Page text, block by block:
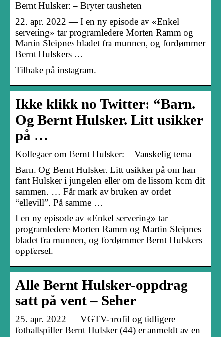
Bernt Hulsker: – Bryter tausheten
22. apr. 2022 — I en ny episode av «Enkel
servering» tar programledere Morten Ramm og
Martin Sleipnes bladet fra munnen, og fordømmer
Bernt Hulskers …
Tilbake på instagram.
Ikke klikk no Twitter: “Barn.
Og Bernt Hulsker. Litt usikker
på …
Kollegaer om Bernt Hulsker: – Vanskelig tema
Barn. Og Bernt Hulsker. Litt usikker på om han
fant Hulsker i jungelen eller om de lissom kom dit
sammen. … Får mark av bruken av ordet
“ellevill”. På samme …
I en ny episode av «Enkel servering» tar
programledere Morten Ramm og Martin Sleipnes
bladet fra munnen, og fordømmer Bernt Hulskers
oppførsel.
Alle Bernt Hulsker-oppdrag
satt på vent – Seher
25. apr. 2022 — VGTV-profil og tidligere
fotballspiller Bernt Hulsker (44) er anmeldt av en